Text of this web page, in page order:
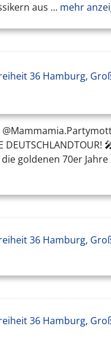
aus ... mehr
36 Hamburg,
goldenen 70er
36 Hamburg,
36 Hamburg,